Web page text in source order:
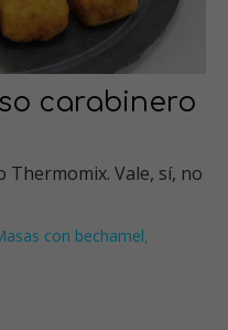
carabinero
Thermomix. Vale, sí, no
con bechamel,